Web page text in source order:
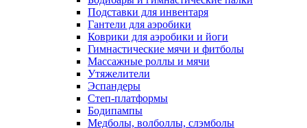
Подставки для инвентаря
Гантели для аэробики
Коврики для аэробики и йоги
Гимнастические мячи и фитболы
Массажные роллы и мячи
Утяжелители
Эспандеры
Степ-платформы
Бодипампы
Медболы, волболлы, слэмболы